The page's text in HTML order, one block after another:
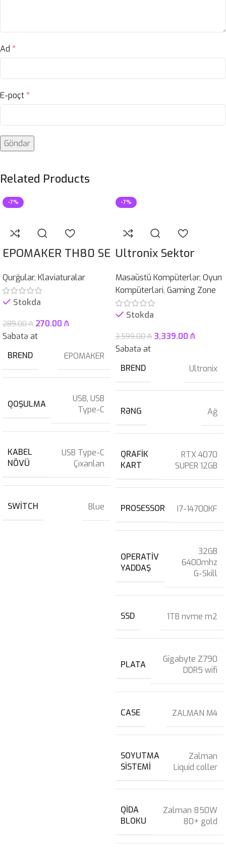
Ad *
E-poçt*
Related Products
-7%
EPOMAKER TH80 SE
Qurğular, Klaviaturalar
Stokda
289.00₼ 270.00 ₼
Səbətə at
BREND
EPOMAKER
QOŞULMA USB, USB
Type-C
KABEL
NÖVÜ
USB Type-C
Çıxarılan
SWITCH Blue
-7%
Ultronix Sektor
Masaüstü Kompüterlər, Oyun
Kompüterləri, Gaming Zone
Stokda
3,599.00₼ 3,339.00 ₼
Səbətə at
BREND
Ultronix
RƏNG Ağ
QRAFIK
KART
RTX 4070
SUPER 12GB
PROSESSOR I7-14700KF
OPERATIV
YADDAŞ
32GB
6400mhz
G-Skill
SSD 1TB nvme m2
PLATA
Gigabyte Z790
DDR5 wifi
CASE ZALMAN M4
SOYUTMA
SISTEMI
Zalman
Liquid coller
QIDA
BLOKU
Zalman 850W
80+ gold